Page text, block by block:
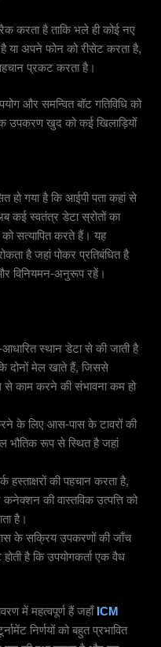
करता है ताकि भले ही कोई नए
या अपने फोन को रीसेट करता है,
प्रकट करता है।
और समन्वित बॉट गतिविधि को
उपकरण खुद को कई खिलाड़ियों
हो गया है कि आईपी पता कहां से
कई स्वतंत्र डेटा स्रोतों का
सत्यापित करते हैं। यह
है जहां पोकर प्रतिबंधित है
विनियमन-अनुरूप रहें।
स्थान डेटा से की जाती है
दोनों मेल खाते हैं, जिससे
से काम करने की संभावना कम हो
के लिए आस-पास के टावरों की
भौतिक रूप से स्थित है जहां
हस्ताक्षरों की पहचान करता है,
की वास्तविक उत्पत्ति को
है।
के सक्रिय उपकरणों की जाँच
है कि उपयोगकर्ता एक वैध
में महत्वपूर्ण हैं जहाँ ICM
निर्णयों को बहुत प्रभावित